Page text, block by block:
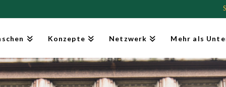
Konzepte Netzwerk Mehr als